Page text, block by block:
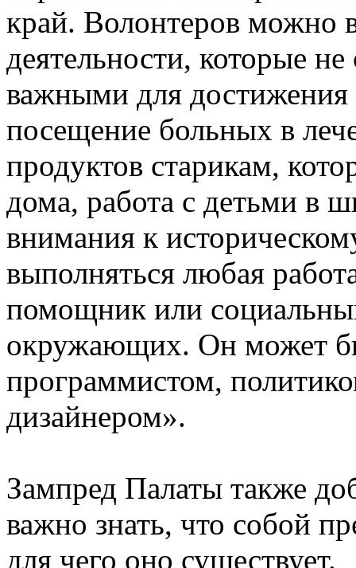
край. Волонтеров можно
деятельности, которые
важными для
посещение больных в
продуктов старикам,
дома, работа с детьми в
внимания к
выполняться любая
помощник или
окружающих. Он может
программистом,
дизайнером».
Зампред Палаты также
важно знать, что собой
для чего оно существует.